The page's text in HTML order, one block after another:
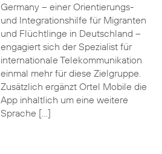
Germany – einer Orientierungs-
und Integrationshilfe für Migranten
und Flüchtlinge in Deutschland –
engagiert sich der Spezialist für
internationale Telekommunikation
einmal mehr für diese Zielgruppe.
Zusätzlich ergänzt Ortel Mobile die
App inhaltlich um eine weitere
Sprache […]